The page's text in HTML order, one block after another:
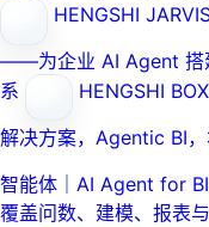
HENGSHI
——为企业 AI Agent 搭
系
HENGSHI
解决方案，Agentic BI
智能体｜AI Agent for
覆盖问数、建模、报表